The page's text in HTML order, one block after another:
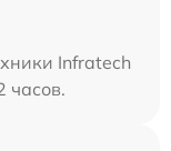
Infratech
часов.